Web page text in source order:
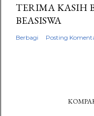
TERIMA KASIH
BEASISWA
Berbagi Posting